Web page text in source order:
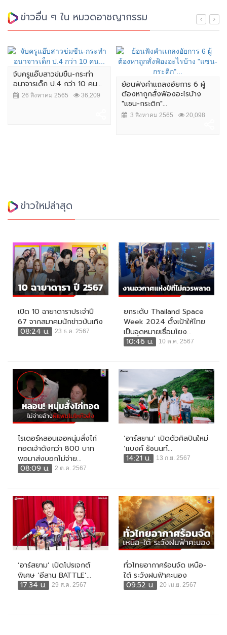
ข่าวอื่น ๆ ใน หมวดอาชญากรรม
จับครูแอ๊บสาวข่มขืน-กระทำ
อนาจารเด็ก ป.4 กว่า 10 คน...
26 สิงหาคม 2565 36,209
ย้อนฟังคำเเถลงอัยการ 6 ผู้
ต้องหาถูกสั่งฟ้องอะไรบ้าง
"แซน-กระติก"...
3 สิงหาคม 2565 20,098
ข่าวใหม่ล่าสุด
เปิด 10 ฉายาดาราประจำปี
67 จากสมาคมนักข่าวบันเทิง
08:24 น.
23 ธ.ค. 2567
ยกระดับ Thailand Space
Week 2024 ตั้งเป้าให้ไทย
เป็นจุดหมายเชื่อมโยง...
10:46 น.
10 ต.ค. 2567
ไรเดอร์หลอนเจอหนุ่มสั่งไก่
ทอดเจ้าดังกว่า 800 บาท
พอมาส่งบอกไม่จ่าย...
08:09 น.
2 ต.ค. 2567
‘อาร์สยาม’ เปิดตัวศิลปินใหม่
‘แบงค์ ธัชนนท์...
14:21 น.
13 ก.ย. 2567
‘อาร์สยาม’ เปิดโปรเจกต์
พิเศษ ‘อีสาน BATTLE’...
17:34 น.
29 ส.ค. 2567
ทั่วไทยอากาศร้อนจัด เหนือ-
ใต้ ระวังฝนฟ้าคะนอง
09:52 น.
20 เม.ย. 2567